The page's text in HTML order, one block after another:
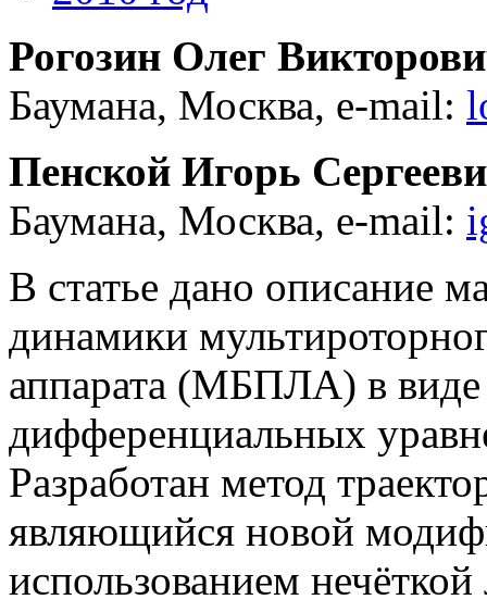
Рогозин Олег
Баумана, Москва, e-mail:
Пенской Игорь
Баумана, Москва, e-mail:
В статье дано описание
динамики
аппарата (МБПЛА) в
дифференциальных
Разработан метод
являющийся новой
использованием